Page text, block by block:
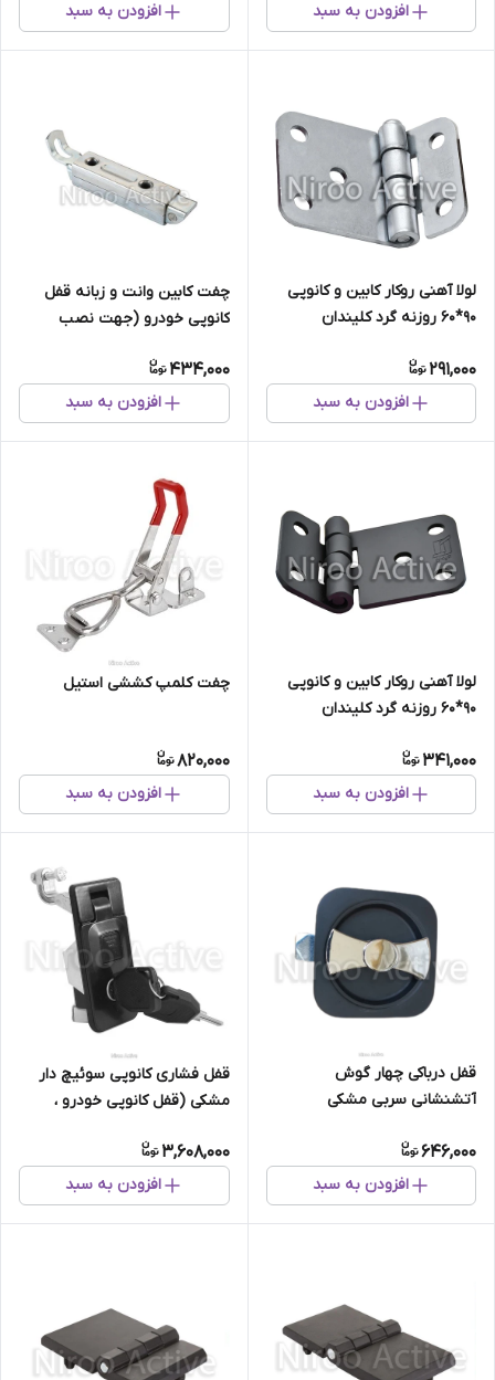
افزودن به سبد افزودن به سبد
لولا آهنی روکار کابین و کانوپی
۹۰*۶۰ روزنه گرد کلیندان
291,000
افزودن به سبد
چفت کابین وانت و زبانه قفل
کانوپی خودرو (جهت نصب
434,000
افزودن به سبد
لولا آهنی روکار کابین و کانوپی
۹۰*۶۰ روزنه گرد کلیندان
341,000
افزودن به سبد
چفت کلمپ کششی استیل
820,000
افزودن به سبد
قفل درباکی چهار گوش
آتشنشانی سربی مشکی
646,000
افزودن به سبد
قفل فشاری کانوپی سوئیچ دار
مشکی (قفل کانوپی خودرو ،
3,608,000
افزودن به سبد